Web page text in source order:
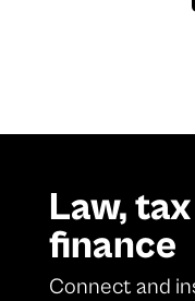
Law,
finance
Connect and